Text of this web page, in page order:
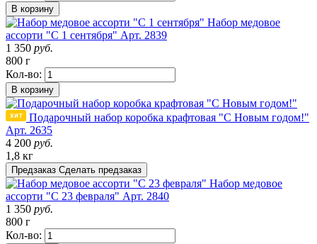
В корзину
Набор медовое
ассорти "С 1 сентября" Арт. 2839
1 350 руб.
800 г
Кол-во:
В корзину
Подарочный набор коробка крафтовая "С Новым годом!"
Арт. 2635
4 200 руб.
1,8 кг
Предзаказ Сделать предзаказ
Набор медовое
ассорти "С 23 февраля" Арт. 2840
1 350 руб.
800 г
Кол-во: